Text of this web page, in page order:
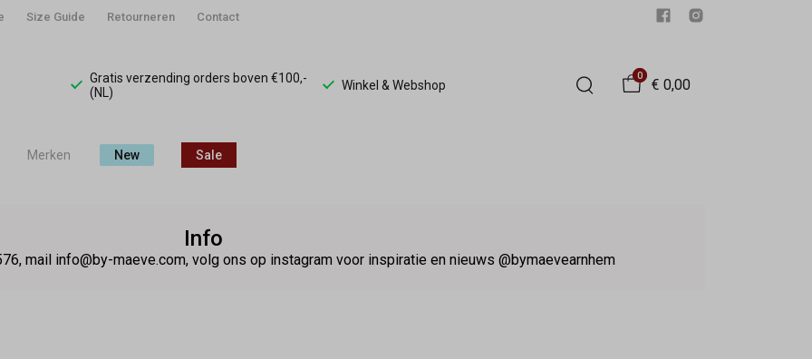
Size Guide Retourneren Contact
Gratis verzending orders boven €100,-
(NL)
Winkel & Webshop
0
€ 0,00
Merken New Sale
Info
mail info@by-maeve.com, volg ons op instagram voor inspiratie en nieuws @bymaevearnhem